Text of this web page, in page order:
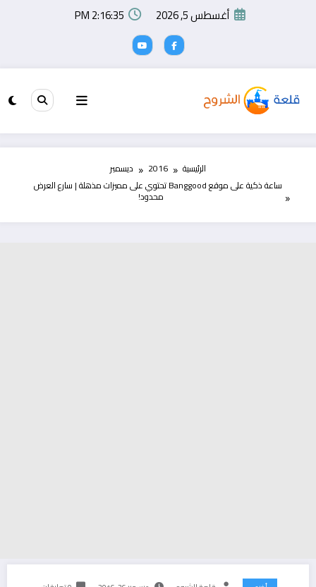
أغسطس 5, 2026 2:16:36 PM
الرئيسية 2016
ديسمبر
ساعة ذكية على موقع Banggood تحتوي على مميزات مذهلة | سارع العرض
محدود!